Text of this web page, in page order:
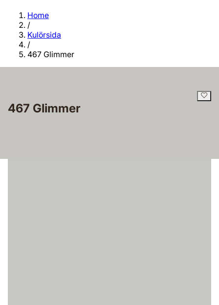
Home
/
Kulörsida
/
467 Glimmer
467 Glimmer